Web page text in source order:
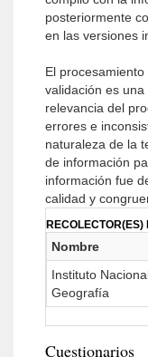
posteriormente
en las versiones
El
validación es
relevancia del
errores e
naturaleza de la
de información
información fue
calidad y
RECOLECTOR(ES)
Nombre
Instituto
Geografía
Cuestionarios